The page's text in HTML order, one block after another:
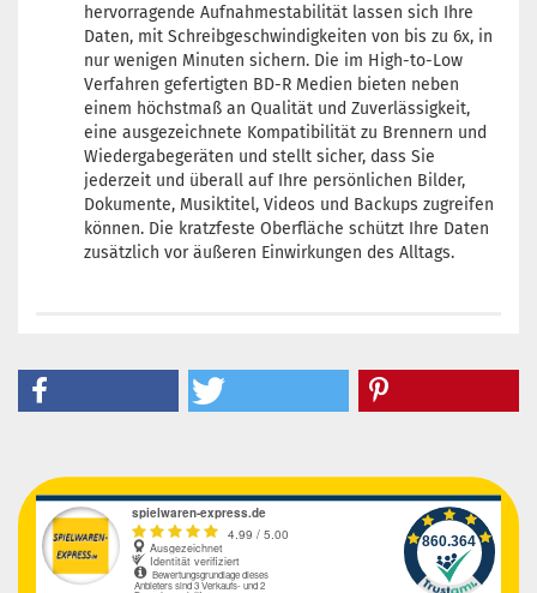
hervorragende Aufnahmestabilität lassen sich Ihre
Daten, mit Schreibgeschwindigkeiten von bis zu 6x, in
nur wenigen Minuten sichern. Die im High-to-Low
Verfahren gefertigten BD-R Medien bieten neben
einem höchstmaß an Qualität und Zuverlässigkeit,
eine ausgezeichnete Kompatibilität zu Brennern und
Wiedergabegeräten und stellt sicher, dass Sie
jederzeit und überall auf Ihre persönlichen Bilder,
Dokumente, Musiktitel, Videos und Backups zugreifen
können. Die kratzfeste Oberfläche schützt Ihre Daten
zusätzlich vor äußeren Einwirkungen des Alltags.